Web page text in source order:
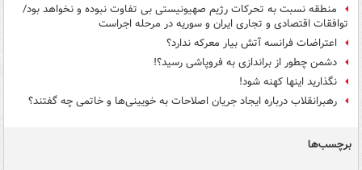
منطقه نسبت به تحرکات رژیم صهیونیستی بی تفاوت نبوده و نخواهد بود/
توافقات اقتصادی و تجاری ایران و سوریه در مرحله اجراست
اعتراضات فرانسه آتش بیار معرکه ندارد؟
دشمن چطور از براندازی به فروپاشی رسید؟!
نگذارید اینها کهنه شود!
رهبرانقلاب درباره ایجاد جریان اصلاحات به خویینی‌ها و خاتمی چه گفتند؟
برچسب‌ها